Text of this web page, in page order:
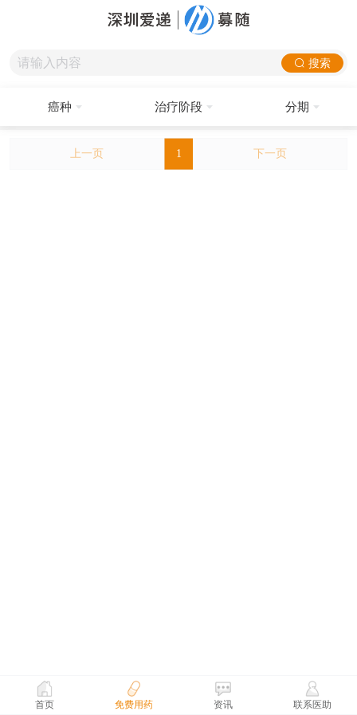
搜索
癌种 治疗阶段 分期
上一页 1 下一页
首页 免费用药 资讯 联系医助